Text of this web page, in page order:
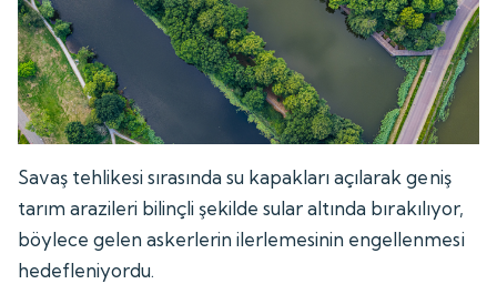
Savaş tehlikesi sırasında su kapakları açılarak geniş
tarım arazileri bilinçli şekilde sular altında bırakılıyor,
böylece gelen askerlerin ilerlemesinin engellenmesi
hedefleniyordu.